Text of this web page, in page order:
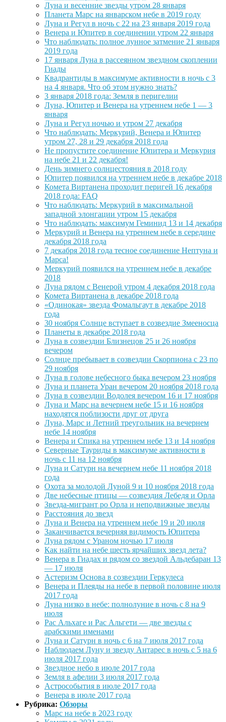
Луна и весенние звезды утром 28 января
Планета Марс на январском небе в 2019 году
Луна и Регул в ночь с 22 на 23 января 2019 года
Венера и Юпитер в соединении утром 22 января
Что наблюдать: полное лунное затмение 21 января
2019 года
17 января Луна в рассеянном звездном скоплении
Гиады
Квадрантиды в максимуме активности в ночь с 3
на 4 января. Что об этом нужно знать?
3 января 2018 года: Земля в перигелии
Луна, Юпитер и Венера на утреннем небе 1 — 3
января
Луна и Регул ночью и утром 27 декабря
Что наблюдать: Меркурий, Венера и Юпитер
утром 27, 28 и 29 декабря 2018 года
Не пропустите соединение Юпитера и Меркурия
на небе 21 и 22 декабря!
День зимнего солнцестояния в 2018 году
Юпитер появился на утреннем небе в декабре 2018
Комета Виртанена проходит перигей 16 декабря
2018 года: FAQ
Что наблюдать: Меркурий в максимальной
западной элонгации утром 15 декабря
Что наблюдать: максимум Геминид 13 и 14 декабря
Меркурий и Венера на утреннем небе в середине
декабря 2018 года
7 декабря 2018 года тесное соединение Нептуна и
Марса!
Меркурий появился на утреннем небе в декабре
2018
Луна рядом с Венерой утром 4 декабря 2018 года
Комета Виртанена в декабре 2018 года
«Одинокая» звезда Фомальгаут в декабре 2018
года
30 ноября Солнце вступает в созвездие Змееносца
Планеты в декабре 2018 года
Луна в созвездии Близнецов 25 и 26 ноября
вечером
Солнце пребывает в созвездии Скорпиона с 23 по
29 ноября
Луна в голове небесного быка вечером 23 ноября
Луна и планета Уран вечером 20 ноября 2018 года
Луна в созвездии Водолея вечером 16 и 17 ноября
Луна и Марс на вечернем небе 15 и 16 ноября
находятся поблизости друг от друга
Луна, Марс и Летний треугольник на вечернем
небе 14 ноября
Венера и Спика на утреннем небе 13 и 14 ноября
Северные Тауриды в максимуме активности в
ночь с 11 на 12 ноября
Луна и Сатурн на вечернем небе 11 ноября 2018
года
Охота за молодой Луной 9 и 10 ноября 2018 года
Две небесные птицы — созвездия Лебедя и Орла
Звезда-мигрант ро Орла и неподвижные звезды
Расстояния до звезд
Луна и Венера на утреннем небе 19 и 20 июля
Заканчивается вечерняя видимость Юпитера
Луна рядом с Ураном ночью 17 июля
Как найти на небе шесть ярчайших звезд лета?
Венера в Гиадах и рядом со звездой Альдебаран 13
— 17 июля
Астеризм Основа в созвездии Геркулеса
Венера и Плеяды на небе в первой половине июля
2017 года
Луна низко в небе: полнолуние в ночь с 8 на 9
июля
Рас Альхаге и Рас Альгети — две звезды с
арабскими именами
Луна и Сатурн в ночь с 6 на 7 июля 2017 года
Наблюдаем Луну и звезду Антарес в ночь с 5 на 6
июля 2017 года
Звездное небо в июле 2017 года
Земля в афелии 3 июля 2017 года
Астрособытия в июле 2017 года
Венера в июле 2017 года
Рубрика: Обзоры
Марс на небе в 2023 году